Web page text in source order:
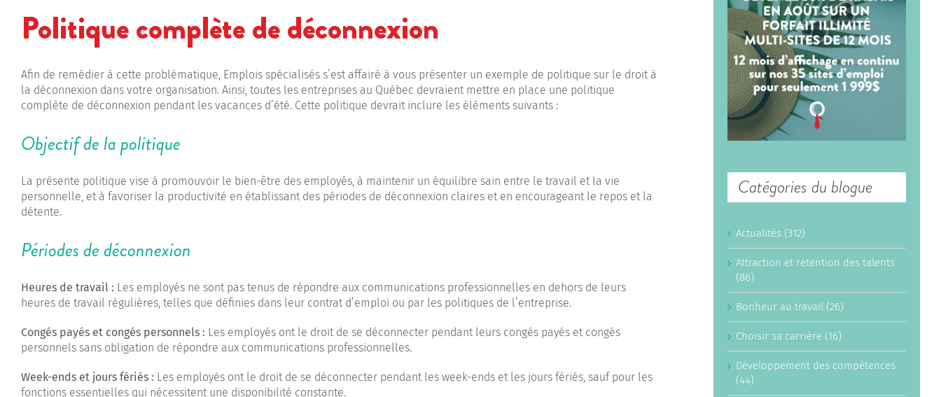
Politique complète de déconnexion
Afin de remédier à cette problématique, Emplois spécialisés s’est affairé à vous présenter un exemple de politique sur le droit à
la déconnexion dans votre organisation. Ainsi, toutes les entreprises au Québec devraient mettre en place une politique
complète de déconnexion pendant les vacances d’été. Cette politique devrait inclure les éléments suivants :
Objectif de la politique
La présente politique vise à promouvoir le bien-être des employés, à maintenir un équilibre sain entre le travail et la vie
personnelle, et à favoriser la productivité en établissant des périodes de déconnexion claires et en encourageant le repos et la
détente.
Périodes de déconnexion
Heures de travail : Les employés ne sont pas tenus de répondre aux communications professionnelles en dehors de leurs
heures de travail régulières, telles que définies dans leur contrat d’emploi ou par les politiques de l’entreprise.
Congés payés et congés personnels : Les employés ont le droit de se déconnecter pendant leurs congés payés et congés
personnels sans obligation de répondre aux communications professionnelles.
Week-ends et jours fériés : Les employés ont le droit de se déconnecter pendant les week-ends et les jours fériés, sauf pour les
fonctions essentielles qui nécessitent une disponibilité constante.
Catégories du blogue
Actualités (312)
Attraction et rétention des talents
(86)
Bonheur au travail (26)
Choisir sa carrière (16)
Développement des compétences
(44)